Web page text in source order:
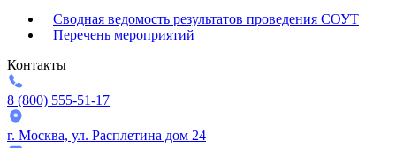
Сводная ведомость результатов проведения СОУТ
Перечень мероприятий
Контакты
8 (800) 555-51-17
г. Москва, ул. Расплетина дом 24